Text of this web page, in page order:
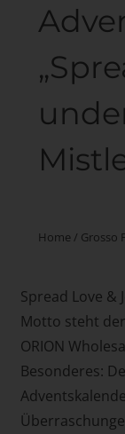
Home / Grosso
Spread Love &
Motto steht
ORION
Besonderes: